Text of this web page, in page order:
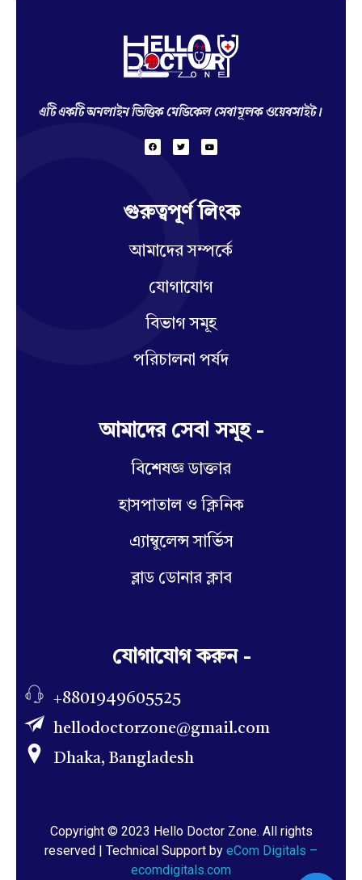
এটি একটি অনলাইন ভিত্তিক মেডিকেল সেবামূলক ওয়েবসাইট।
গুরুত্বপূর্ণ লিংক
আমাদের সম্পর্কে
যোগাযোগ
বিভাগ সমূহ
পরিচালনা পর্ষদ
আমাদের সেবা সমূহ -
বিশেষজ্ঞ ডাক্তার
হাসপাতাল ও ক্লিনিক
এ্যাম্বুলেন্স সার্ভিস
ব্লাড ডোনার ক্লাব
যোগাযোগ করুন -
+8801949605525
hellodoctorzone@gmail.com
Dhaka, Bangladesh
Copyright © 2023 Hello Doctor Zone. All rights
reserved | Technical Support by eCom Digitals –
ecomdigitals.com